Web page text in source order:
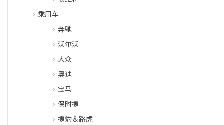
乘用车
奔驰
沃尔沃
大众
奥迪
宝马
保时捷
捷豹＆路虎